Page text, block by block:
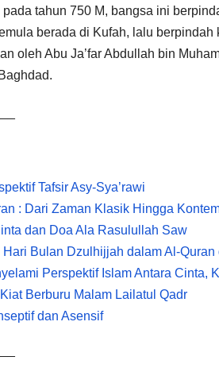
tahun 750 M, bangsa ini
berada di Kufah, lalu berpindah
oleh Abu Ja’far Abdullah bin
Tafsir Asy-Sya’rawi
: Dari Zaman Klasik Hingga
dan Doa Ala Rasulullah Saw
Bulan Dzulhijjah dalam Al-Quran
Perspektif Islam Antara Cinta,
Berburu Malam Lailatul Qadr
dan Asensif